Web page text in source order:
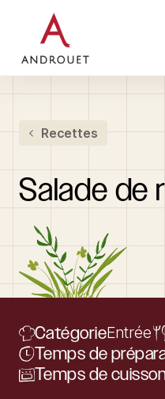
Rechercher un mot clé
Recettes
Salade de
CatégorieEntrée
Temps de
Temps de